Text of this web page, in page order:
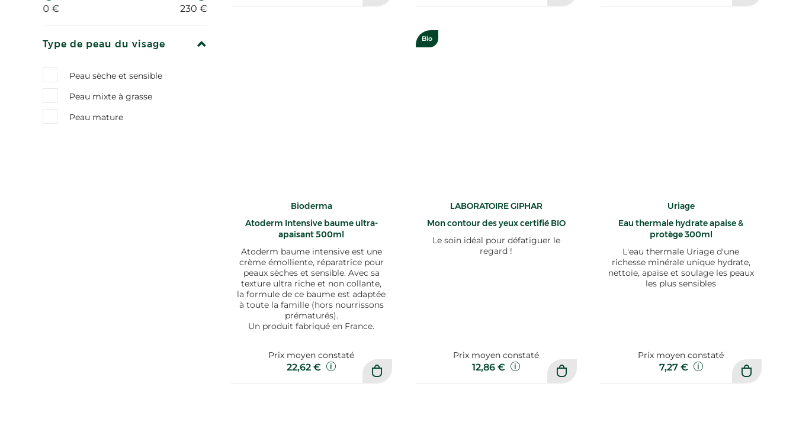
0 € 230 €
Type de peau du visage REPLIER
Peau sèche et sensible
Peau mixte à grasse
Peau mature
Bioderma
Atoderm Intensive baume ultra-
apaisant 500ml
Atoderm baume intensive est une
crème émolliente, réparatrice pour
peaux sèches et sensible. Avec sa
texture ultra riche et non collante,
la formule de ce baume est adaptée
à toute la famille (hors nourrissons
prématurés).
Un produit fabriqué en France.
Prix moyen constaté
22,62 €
LABORATOIRE GIPHAR
Mon contour des yeux certifié BIO
Le soin idéal pour défatiguer le
regard !
Bio
Prix moyen constaté
12,86 €
Uriage
Eau thermale hydrate apaise &
protège 300ml
L'eau thermale Uriage d'une
richesse minérale unique hydrate,
nettoie, apaise et soulage les peaux
les plus sensibles
Prix moyen constaté
7,27 €